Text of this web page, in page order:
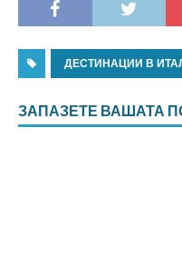
ДЕСТИНАЦИИ В
ЗАПАЗЕТЕ ВАШАТА